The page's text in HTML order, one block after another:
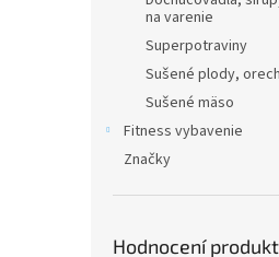
na varenie
Superpotraviny
Sušené plody,
Sušené mäso
Fitness vybavenie
Značky
Hodnocení